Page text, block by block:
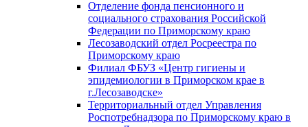
Отделение фонда пенсионного и
социального страхования Российской
Федерации по Приморскому краю
Лесозаводский отдел Росреестра по
Приморскому краю
Филиал ФБУЗ «Центр гигиены и
эпидемиологии в Приморском крае в
г.Лесозаводске»
Территориальный отдел Управления
Роспотребнадзора по Приморскому краю в